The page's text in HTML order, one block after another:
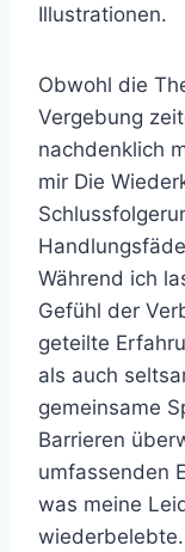
Illustrationen.
Obwohl die
Vergebung
nachdenklich
mir Die
Während ich
Gefühl der
geteilte
als auch
gemeinsame
Barrieren
umfassenden
was meine